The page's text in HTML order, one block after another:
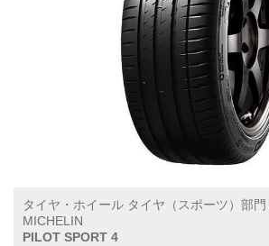
タイヤ・ホイール タイヤ（スポーツ）部門
MICHELIN
PILOT SPORT 4